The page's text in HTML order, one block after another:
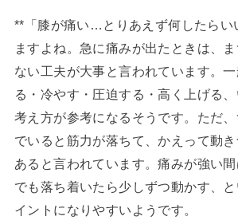
**「膝が痛い…とりあえず何したらい
ますよね。急に痛みが出たときは、
ない工夫が大事と言われています。
る・冷やす・圧迫する・高く上げる
考え方が参考になるそうです。ただ
でいると筋力が落ちて、かえって動
あると言われています。痛みが強い間
でも落ち着いたら少しずつ動かす、
イントになりやすいようです。